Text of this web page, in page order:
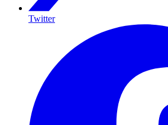
Twitter